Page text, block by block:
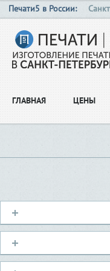
Печати5 в России:
ГЛАВНАЯ ЦЕНЫ